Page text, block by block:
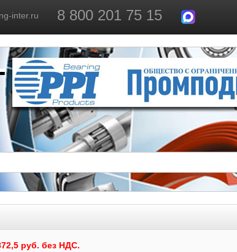
inter.ru 8 800 201 75 15
руб. без НДС.